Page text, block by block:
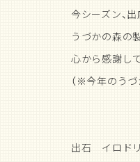
今シーズン、
うづかの森の
心から感謝し
（※今年のう
出石 イロド